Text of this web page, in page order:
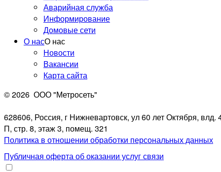
Аварийная служба
Информирование
Домовые сети
О насО нас
Новости
Вакансии
Карта сайта
© 2026 ООО "Метросеть"
628606, Россия, г Нижневартовск, ул 60 лет Октября, влд.
П, стр. 8, этаж 3, помещ. 321
Политика в отношении обработки персональных данных
Публичная оферта об оказании услуг связи